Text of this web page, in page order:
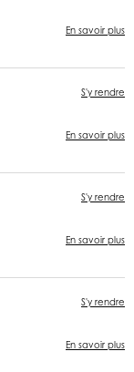
En savoir plus
S'y rendre
En savoir plus
S'y rendre
En savoir plus
S'y rendre
En savoir plus